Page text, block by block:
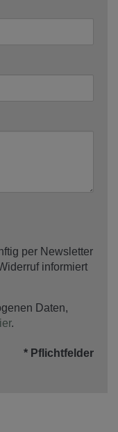
per Newsletter
informiert
Daten,
.
* Pflichtfelder